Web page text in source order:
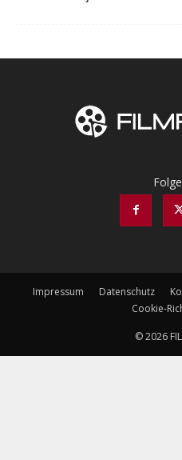
Impressum Datenschutz
Cookie-
© 2026